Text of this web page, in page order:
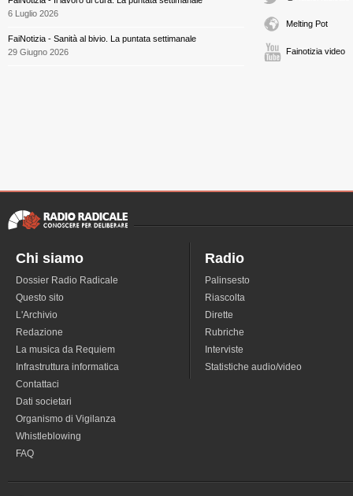
6 Luglio 2026
FaiNotizia - Sanità al bivio. La puntata settimanale
29 Giugno 2026
Melting Pot
Fainotizia video
Chi siamo
Dossier Radio Radicale
Questo sito
L'Archivio
Redazione
La musica da Requiem
Infrastruttura informatica
Contattaci
Dati societari
Organismo di Vigilanza
Whistleblowing
FAQ
Radio
Palinsesto
Riascolta
Dirette
Rubriche
Interviste
Statistiche audio/video